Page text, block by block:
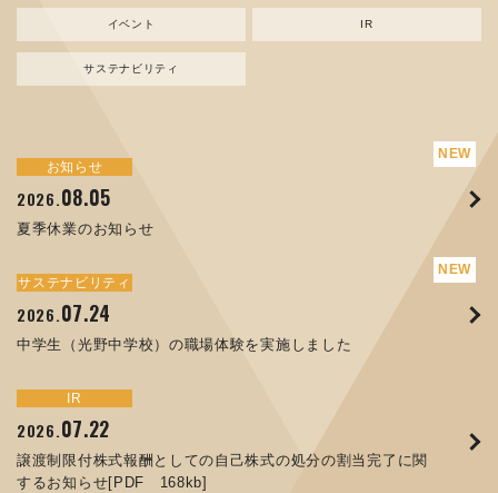
イベント IR
サステナビリティ
お知らせ
2026.08.05
夏季休業のお知らせ
サステナビリティ
2026.07.24
中学生（光野中学校）の職場体験を実施しました
IR
2026.07.22
譲渡制限付株式報酬としての自己株式の処分の割当完了に関
するお知らせ[PDF 168kb]
新規事業
2024.04.10
資源ごみAI 自動選別機 販売開始のお知らせ
お知らせ
2026.08.05
夏季休業のお知らせ
お知らせ
2025.11.17
コラムを更新しました：MECT2025(メカトロテックジャパ
お知らせ
2025.09.02
XWT-8 日本デザイン振興会賞受賞！
トピックス
2026.07.17
ORANGE NEWS Vol. 014を掲載しました
トピックス
2026.04.17
ORANGE NEWS Vol. 013を掲載しました
トピックス
2025.10.01
高松流技Vol.25を掲載しました
イベント
2026.04.03
MEX金沢2026 出展のご案内 ※終了しました
イベント
2025.08.29
MECT 2025 出展のご案内 ※終了しました
イベント
2025.04.16
MEX金沢2025 出展のご案内 ※終了しました
IR
2026.07.22
譲渡制限付株式報酬としての自己株式の処分の割当完了に関
IR
2026. 07.07
IR
2026.07.01
コーポレートガバナンス報告書を更新しました
サステナビリティ
2026.07.24
中学生（光野中学校）の職場体験を実施しました
サステナビリティ
2026.06.12
人材戦略を策定しました
サステナビリティ
2026.03.26
「健康経営優良法人２０２６（大規模法人部門）」に認定さ
れました